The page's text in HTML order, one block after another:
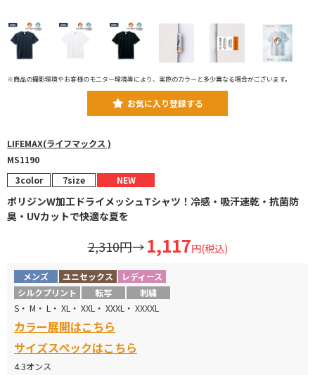
※商品の撮影環境やお客様のモニター環境等により、実際のカラーと多少異なる場合がございます。
お気に入り登録する
LIFEMAX(ライフマックス )
MS1190
3color 7size NEW
ポリジンW加工ドライメッシュTシャツ！冷感・吸汗速乾・抗菌防
臭・UVカットで快適な夏を
2,310円→ 1,117円(税込)
メンズ ユニセックス
レディース
シルクプリント
転写 刺繍
S・ M・ L・ XL・ XXL・ XXXL・ XXXXL
カラー展開はこちら
サイズスペックはこちら
4.3オンス